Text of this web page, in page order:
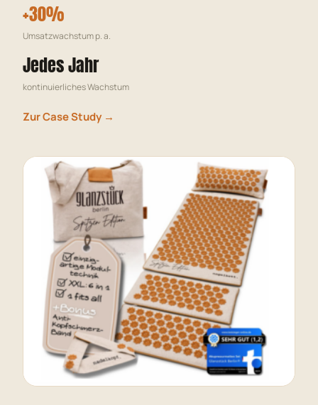
+30%
Umsatzwachstum p. a.
Jedes Jahr
kontinuierliches Wachstum
Zur Case Study →